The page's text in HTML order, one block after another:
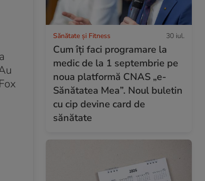
Sănătate și Fitness 30 iul.
Cum îți faci programare la
medic de la 1 septembrie pe
noua platformă CNAS „e-
Sănătatea Mea”. Noul buletin
cu cip devine card de
sănătate